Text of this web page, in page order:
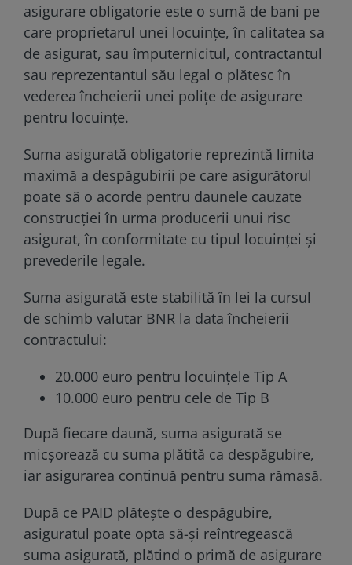
asigurare obligatorie este o sumă de bani pe
care proprietarul unei locuințe, în calitatea sa
de asigurat, sau împuternicitul, contractantul
sau reprezentantul său legal o plătesc în
vederea încheierii unei polițe de asigurare
pentru locuințe.
Suma asigurată obligatorie reprezintă limita
maximă a despăgubirii pe care asigurătorul
poate să o acorde pentru daunele cauzate
construcției în urma producerii unui risc
asigurat, în conformitate cu tipul locuinței și
prevederile legale.
Suma asigurată este stabilită în lei la cursul
de schimb valutar BNR la data încheierii
contractului:
20.000 euro pentru locuințele Tip A
10.000 euro pentru cele de Tip B
După fiecare daună, suma asigurată se
micșorează cu suma plătită ca despăgubire,
iar asigurarea continuă pentru suma rămasă.
După ce PAID plătește o despăgubire,
asiguratul poate opta să-și reîntregească
suma asigurată, plătind o primă de asigurare